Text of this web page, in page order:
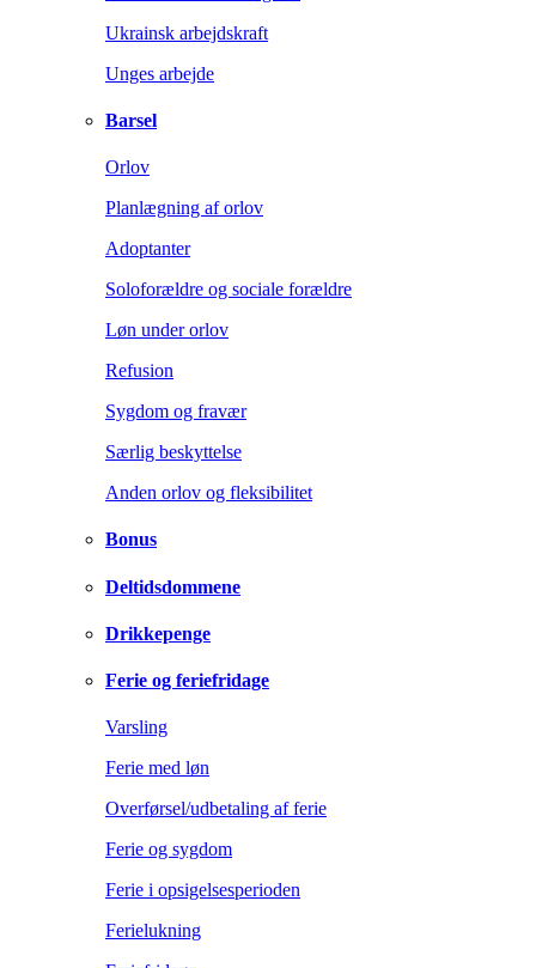
Ukrainsk arbejdskraft
Unges arbejde
Barsel
Orlov
Planlægning af orlov
Adoptanter
Soloforældre og sociale forældre
Løn under orlov
Refusion
Sygdom og fravær
Særlig beskyttelse
Anden orlov og fleksibilitet
Bonus
Deltidsdommene
Drikkepenge
Ferie og feriefridage
Varsling
Ferie med løn
Overførsel/udbetaling af ferie
Ferie og sygdom
Ferie i opsigelsesperioden
Ferielukning